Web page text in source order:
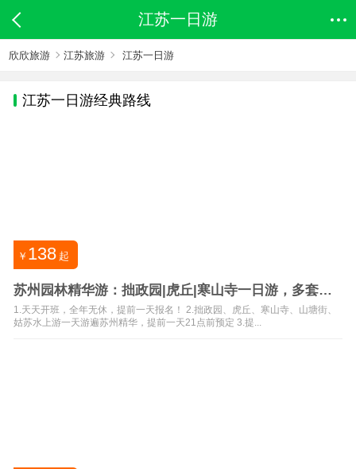
江苏一日游
欣欣旅游 江苏旅游 江苏一日游
江苏一日游经典路线
￥ 138 起
苏州园林精华游：拙政园|虎丘|寒山寺一日游，多套餐
可选
1.天天开班，全年无休，提前一天报名！ 2.拙政园、虎丘、寒山寺、山塘街、
姑苏水上游一天游遍苏州精华，提前一天21点前预定 3.提...